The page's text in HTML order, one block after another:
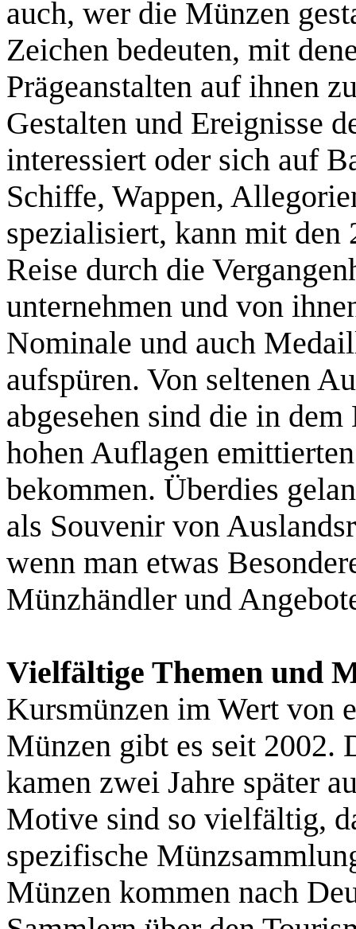
auch, wer die Münzen
Zeichen bedeuten, mit
Prägeanstalten auf ihnen
Gestalten und Ereignisse
interessiert oder sich auf
Schiffe, Wappen,
spezialisiert, kann mit den
Reise durch die
unternehmen und von
Nominale und auch
aufspüren. Von seltenen
abgesehen sind die in
hohen Auflagen
bekommen. Überdies
als Souvenir von
wenn man etwas
Münzhändler und
Vielfältige Themen und
Kursmünzen im Wert von
Münzen gibt es seit 2002.
kamen zwei Jahre später
Motive sind so vielfältig,
spezifische
Münzen kommen nach